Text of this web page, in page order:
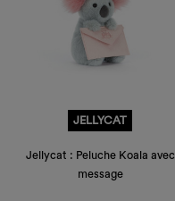
JELLYCAT
Jellycat : Peluche Koala avec
message